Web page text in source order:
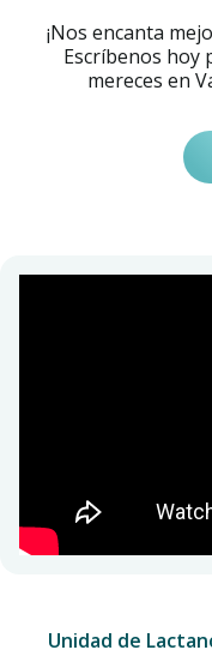
¡Nos encanta
Escríbenos hoy
mereces en
Unidad de